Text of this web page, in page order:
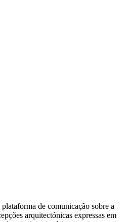
de comunicação sobre a
arquitectónicas expressas em